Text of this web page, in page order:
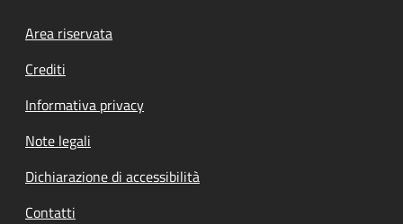
Footer menu
Area riservata
Crediti
Informativa privacy
Note legali
Dichiarazione di accessibilità
Contatti